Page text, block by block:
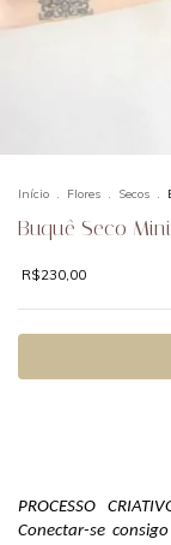
Início . Flores . Secos .
Buquê Seco Mini
R$230,00
PROCESSO
Conectar-se